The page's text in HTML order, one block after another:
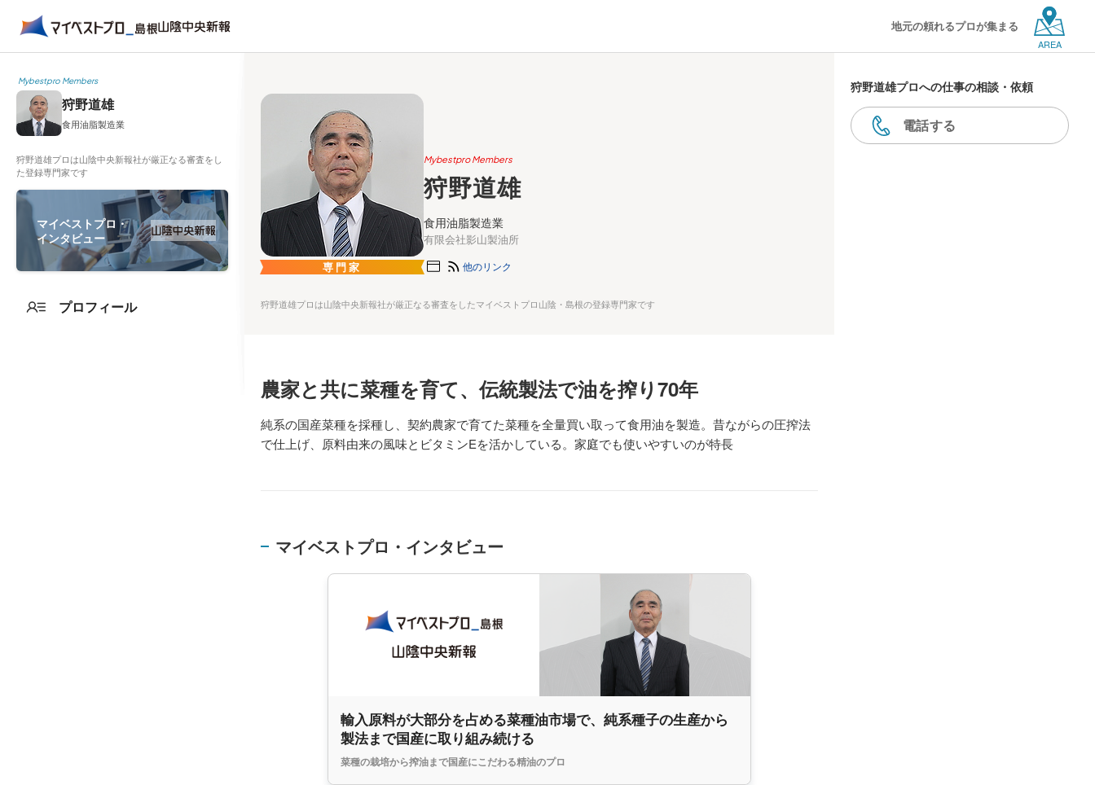
地元の頼れるプロが集まる
AREA
Mybestpro Members
狩野道雄
食用油脂製造業
狩野道雄プロは山陰中央新報社が厳正なる審査をし
た登録専門家です
マイベストプロ・
インタビュー
プロフィール
専門家
Mybestpro Members
狩野道雄
食用油脂製造業
有限会社影山製油所
他のリンク
狩野道雄プロは山陰中央新報社が厳正なる審査をしたマイベストプロ山陰・島根の登録専門家です
農家と共に菜種を育て、伝統製法で油を搾り70年
純系の国産菜種を採種し、契約農家で育てた菜種を全量買い取って食用油を製造。昔ながらの圧搾法
で仕上げ、原料由来の風味とビタミンEを活かしている。家庭でも使いやすいのが特長
マイベストプロ・インタビュー
輸入原料が大部分を占める菜種油市場で、純系種子の生産から
製法まで国産に取り組み続ける
菜種の栽培から搾油まで国産にこだわる精油のプロ
狩野道雄プロへの仕事の相談・依頼
電話する